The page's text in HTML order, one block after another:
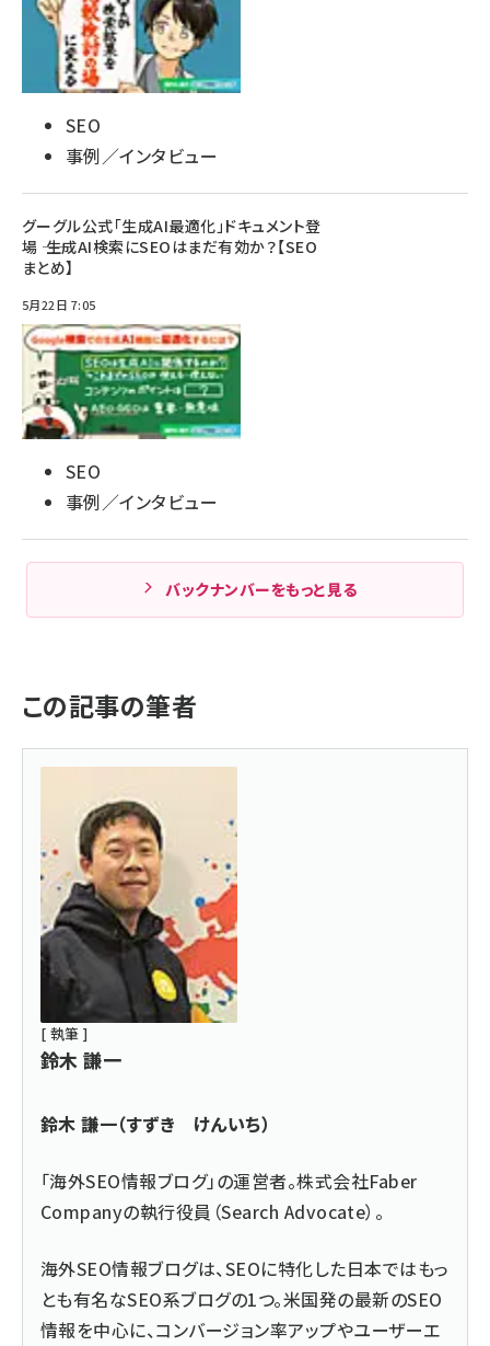
SEO
事例／インタビュー
グーグル公式「生成AI最適化」ドキュメント登
場 ―― 生成AI検索にSEOはまだ有効か？【SEO
まとめ】
5月22日 7:05
SEO
事例／インタビュー
バックナンバーをもっと見る
この記事の筆者
[ 執筆 ]
鈴木 謙一
鈴木 謙一（すずき けんいち）
「海外SEO情報ブログ」の運営者。株式会社Faber
Companyの執行役員（Search Advocate）。
海外SEO情報ブログは、SEOに特化した日本ではもっ
とも有名なSEO系ブログの1つ。米国発の最新のSEO
情報を中心に、コンバージョン率アップやユーザーエ